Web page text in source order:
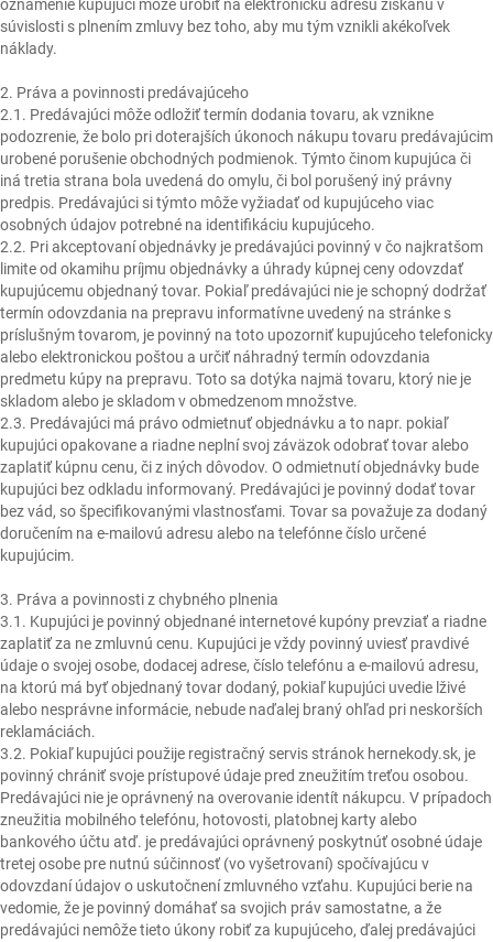
oznámenie kupujúci môže urobiť na elektronickú adresu získanú v
súvislosti s plnením zmluvy bez toho, aby mu tým vznikli akékoľvek
náklady.
2. Práva a povinnosti predávajúceho
2.1. Predávajúci môže odložiť termín dodania tovaru, ak vznikne
podozrenie, že bolo pri doterajších úkonoch nákupu tovaru predávajúcim
urobené porušenie obchodných podmienok. Týmto činom kupujúca či
iná tretia strana bola uvedená do omylu, či bol porušený iný právny
predpis. Predávajúci si týmto môže vyžiadať od kupujúceho viac
osobných údajov potrebné na identifikáciu kupujúceho.
2.2. Pri akceptovaní objednávky je predávajúci povinný v čo najkratšom
limite od okamihu príjmu objednávky a úhrady kúpnej ceny odovzdať
kupujúcemu objednaný tovar. Pokiaľ predávajúci nie je schopný dodržať
termín odovzdania na prepravu informatívne uvedený na stránke s
príslušným tovarom, je povinný na toto upozorniť kupujúceho telefonicky
alebo elektronickou poštou a určiť náhradný termín odovzdania
predmetu kúpy na prepravu. Toto sa dotýka najmä tovaru, ktorý nie je
skladom alebo je skladom v obmedzenom množstve.
2.3. Predávajúci má právo odmietnuť objednávku a to napr. pokiaľ
kupujúci opakovane a riadne neplní svoj záväzok odobrať tovar alebo
zaplatiť kúpnu cenu, či z iných dôvodov. O odmietnutí objednávky bude
kupujúci bez odkladu informovaný. Predávajúci je povinný dodať tovar
bez vád, so špecifikovanými vlastnosťami. Tovar sa považuje za dodaný
doručením na e-mailovú adresu alebo na telefónne číslo určené
kupujúcim.
3. Práva a povinnosti z chybného plnenia
3.1. Kupujúci je povinný objednané internetové kupóny prevziať a riadne
zaplatiť za ne zmluvnú cenu. Kupujúci je vždy povinný uviesť pravdivé
údaje o svojej osobe, dodacej adrese, číslo telefónu a e-mailovú adresu,
na ktorú má byť objednaný tovar dodaný, pokiaľ kupujúci uvedie lživé
alebo nesprávne informácie, nebude naďalej braný ohľad pri neskorších
reklamáciách.
3.2. Pokiaľ kupujúci použije registračný servis stránok hernekody.sk, je
povinný chrániť svoje prístupové údaje pred zneužitím treťou osobou.
Predávajúci nie je oprávnený na overovanie identít nákupcu. V prípadoch
zneužitia mobilného telefónu, hotovosti, platobnej karty alebo
bankového účtu atď. je predávajúci oprávnený poskytnúť osobné údaje
tretej osobe pre nutnú súčinnosť (vo vyšetrovaní) spočívajúcu v
odovzdaní údajov o uskutočnení zmluvného vzťahu. Kupujúci berie na
vedomie, že je povinný domáhať sa svojich práv samostatne, a že
predávajúci nemôže tieto úkony robiť za kupujúceho, ďalej predávajúci